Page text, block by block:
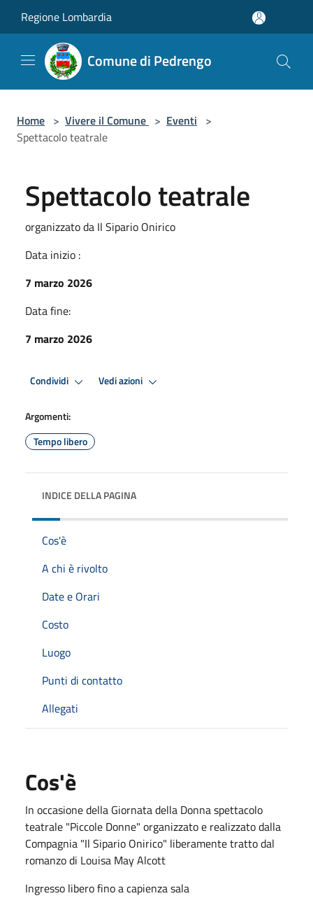
Regione Lombardia
Comune di Pedrengo
Home > Vivere il Comune > Eventi >
Spettacolo teatrale
Spettacolo teatrale
organizzato da Il Sipario Onirico
Data inizio :
7 marzo 2026
Data fine:
7 marzo 2026
Condividi Vedi azioni
Argomenti:
Tempo libero
INDICE DELLA PAGINA
Cos'è
A chi è rivolto
Date e Orari
Costo
Luogo
Punti di contatto
Allegati
Cos'è
In occasione della Giornata della Donna spettacolo
teatrale "Piccole Donne" organizzato e realizzato dalla
Compagnia "Il Sipario Onirico" liberamente tratto dal
romanzo di Louisa May Alcott
Ingresso libero fino a capienza sala